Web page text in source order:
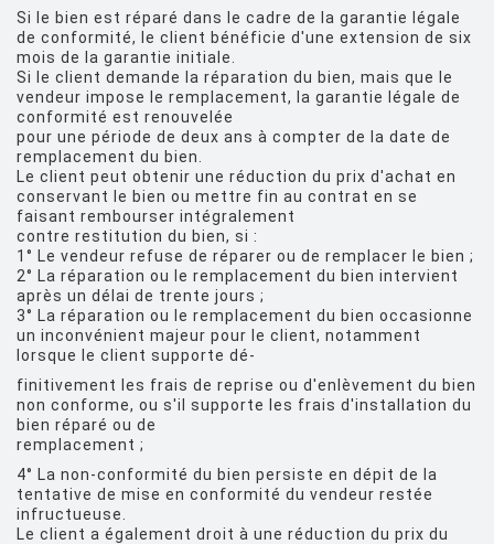
Si le bien est réparé dans le cadre de la garantie légale
de conformité, le client bénéficie d'une extension de six
mois de la garantie initiale.
Si le client demande la réparation du bien, mais que le
vendeur impose le remplacement, la garantie légale de
conformité est renouvelée
pour une période de deux ans à compter de la date de
remplacement du bien.
Le client peut obtenir une réduction du prix d'achat en
conservant le bien ou mettre fin au contrat en se
faisant rembourser intégralement
contre restitution du bien, si :
1° Le vendeur refuse de réparer ou de remplacer le bien ;
2° La réparation ou le remplacement du bien intervient
après un délai de trente jours ;
3° La réparation ou le remplacement du bien occasionne
un inconvénient majeur pour le client, notamment
lorsque le client supporte dé-
finitivement les frais de reprise ou d'enlèvement du bien
non conforme, ou s'il supporte les frais d'installation du
bien réparé ou de
remplacement ;
4° La non-conformité du bien persiste en dépit de la
tentative de mise en conformité du vendeur restée
infructueuse.
Le client a également droit à une réduction du prix du